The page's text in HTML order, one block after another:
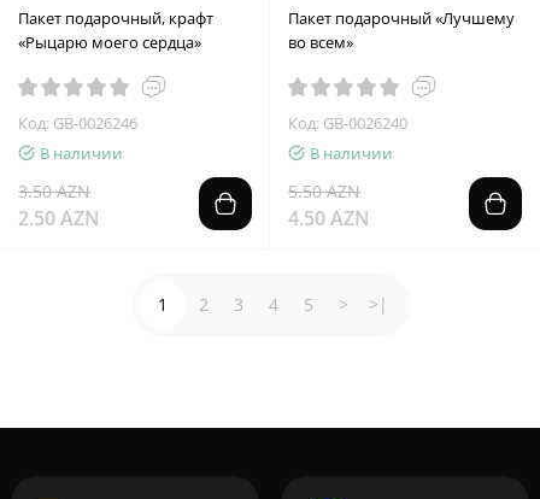
Пакет подарочный, крафт
«Рыцарю моего сердца»
Код: GB-0026246
В наличии
3.50 AZN
2.50 AZN
Пакет подарочный «Лучшему
во всем»
Код: GB-0026240
В наличии
5.50 AZN
4.50 AZN
1 2 3 4 5 > >|